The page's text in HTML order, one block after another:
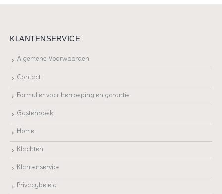
KLANTENSERVICE
Algemene Voorwaarden
Contact
Formulier voor herroeping en garantie
Gastenboek
Home
Klachten
Klantenservice
Privacybeleid